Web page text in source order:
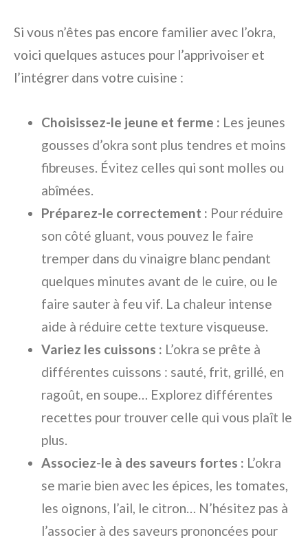
Si vous n’êtes pas encore familier avec l’okra,
voici quelques astuces pour l’apprivoiser et
l’intégrer dans votre cuisine :
Choisissez-le jeune et ferme : Les jeunes
gousses d’okra sont plus tendres et moins
fibreuses. Évitez celles qui sont molles ou
abîmées.
Préparez-le correctement : Pour réduire
son côté gluant, vous pouvez le faire
tremper dans du vinaigre blanc pendant
quelques minutes avant de le cuire, ou le
faire sauter à feu vif. La chaleur intense
aide à réduire cette texture visqueuse.
Variez les cuissons : L’okra se prête à
différentes cuissons : sauté, frit, grillé, en
ragoût, en soupe… Explorez différentes
recettes pour trouver celle qui vous plaît le
plus.
Associez-le à des saveurs fortes : L’okra
se marie bien avec les épices, les tomates,
les oignons, l’ail, le citron… N’hésitez pas à
l’associer à des saveurs prononcées pour